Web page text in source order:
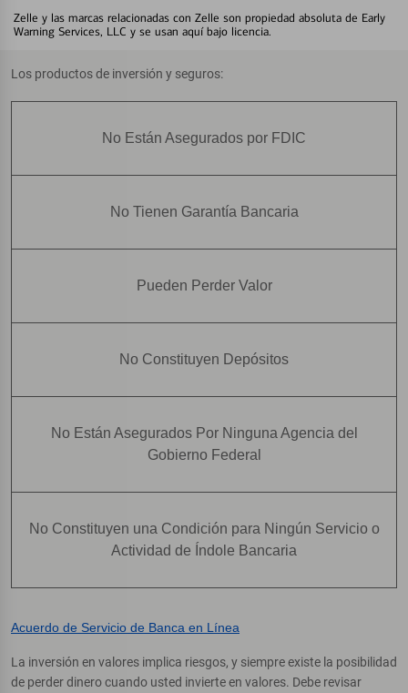
Zelle y las marcas relacionadas con Zelle son propiedad absoluta de Early
Warning Services, LLC y se usan aquí bajo licencia.
Los productos de inversión y seguros:
No Están Asegurados por FDIC
No Tienen Garantía Bancaria
Pueden Perder Valor
No Constituyen Depósitos
No Están Asegurados Por Ninguna Agencia del
Gobierno Federal
No Constituyen una Condición para Ningún Servicio o
Actividad de Índole Bancaria
Acuerdo de Servicio de Banca en Línea
La inversión en valores implica riesgos, y siempre existe la posibilidad
de perder dinero cuando usted invierte en valores. Debe revisar